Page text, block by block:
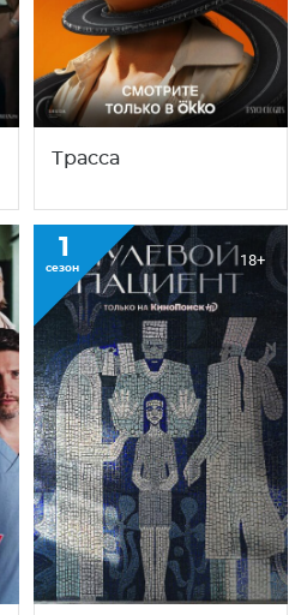
Трасса
1
сезон 18+